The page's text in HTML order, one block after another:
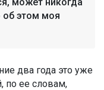
этом моя
два года это уже
по ее словам,